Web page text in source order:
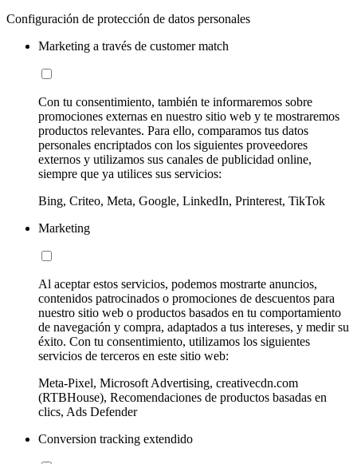
Configuración de protección de datos personales
Marketing a través de customer match
Con tu consentimiento, también te informaremos sobre
promociones externas en nuestro sitio web y te mostraremos
productos relevantes. Para ello, comparamos tus datos
personales encriptados con los siguientes proveedores
externos y utilizamos sus canales de publicidad online,
siempre que ya utilices sus servicios:
Bing, Criteo, Meta, Google, LinkedIn, Printerest, TikTok
Marketing
Al aceptar estos servicios, podemos mostrarte anuncios,
contenidos patrocinados o promociones de descuentos para
nuestro sitio web o productos basados en tu comportamiento
de navegación y compra, adaptados a tus intereses, y medir su
éxito. Con tu consentimiento, utilizamos los siguientes
servicios de terceros en este sitio web:
Meta-Pixel, Microsoft Advertising, creativecdn.com
(RTBHouse), Recomendaciones de productos basadas en
clics, Ads Defender
Conversion tracking extendido